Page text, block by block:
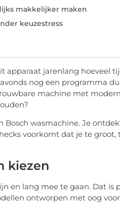
makkelijker maken
keuzestress
apparaat jarenlang hoeveel
nog een programma
machine met
wasmachine. Je
voorkomt dat je te groot,
kiezen
en lang mee te gaan. Dat is
ontworpen met oog